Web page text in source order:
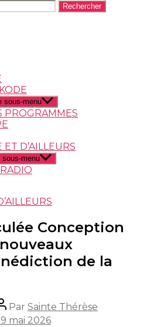
sous-menu
PROGRAMMES
D’AILLEURS
menu
Conception
de la
Par Sainte Thérèse
mai 2026